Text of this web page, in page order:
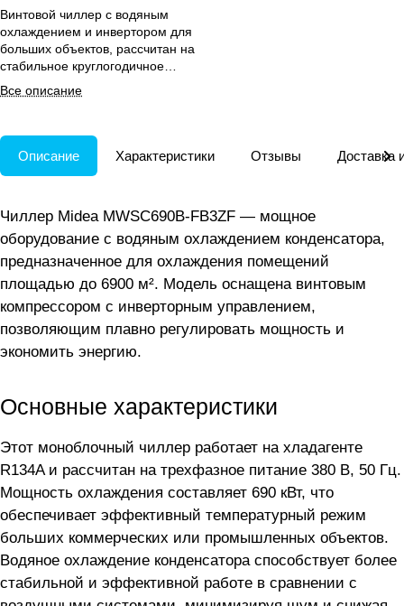
Винтовой чиллер с водяным
охлаждением и инвертором для
больших объектов, рассчитан на
стабильное круглогодичное
охлаждение.
Все описание
Описание Характеристики Отзывы Доставка
Чиллер Midea MWSC690B-FB3ZF — мощное
оборудование с водяным охлаждением конденсатора,
предназначенное для охлаждения помещений
площадью до 6900 м². Модель оснащена винтовым
компрессором с инверторным управлением,
позволяющим плавно регулировать мощность и
экономить энергию.
Основные характеристики
Этот моноблочный чиллер работает на хладагенте
R134A и рассчитан на трехфазное питание 380 В, 50 Гц.
Мощность охлаждения составляет 690 кВт, что
обеспечивает эффективный температурный режим
больших коммерческих или промышленных объектов.
Водяное охлаждение конденсатора способствует более
стабильной и эффективной работе в сравнении с